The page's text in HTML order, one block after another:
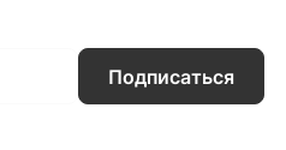
Подписаться